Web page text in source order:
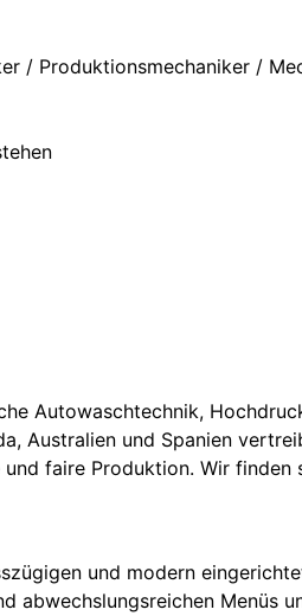
/ Produktionsmechaniker /
Autowaschtechnik,
Australien und Spanien
faire Produktion. Wir
und modern
abwechslungsreichen Menüs